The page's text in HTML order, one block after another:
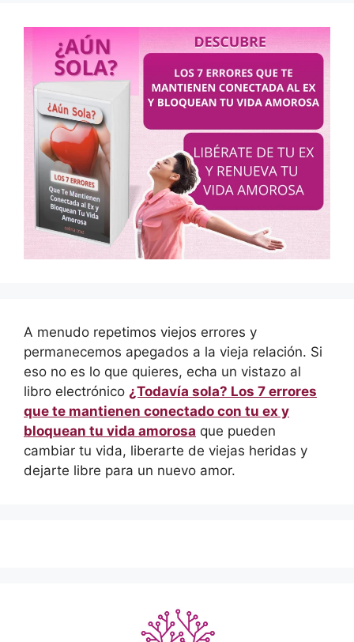
A menudo repetimos viejos errores y
permanecemos apegados a la vieja relación. Si
eso no es lo que quieres, echa un vistazo al
libro electrónico ¿Todavía sola? Los 7 errores
que te mantienen conectado con tu ex y
bloquean tu vida amorosa que pueden
cambiar tu vida, liberarte de viejas heridas y
dejarte libre para un nuevo amor.